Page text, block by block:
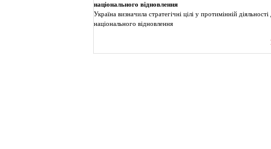
національного відновлення
Україна визначила стратегічні цілі у протимінній
національного відновлення